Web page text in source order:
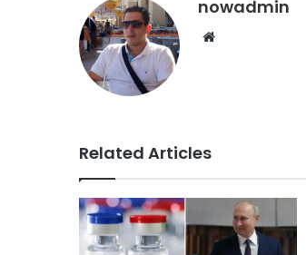
nowadmin
Website
Related Articles